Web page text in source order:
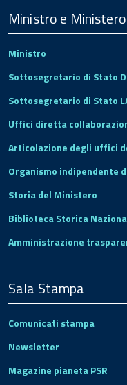
Footer
Ministro e Ministero
Ministro
Sottosegretario di Stato
Sottosegretario di Stato
Uffici diretta
Articolazione degli uffici
Organismo indipendente
Storia del Ministero
Biblioteca Storica
Amministrazione
Sala Stampa
Comunicati stampa
Newsletter
Magazine pianeta PSR